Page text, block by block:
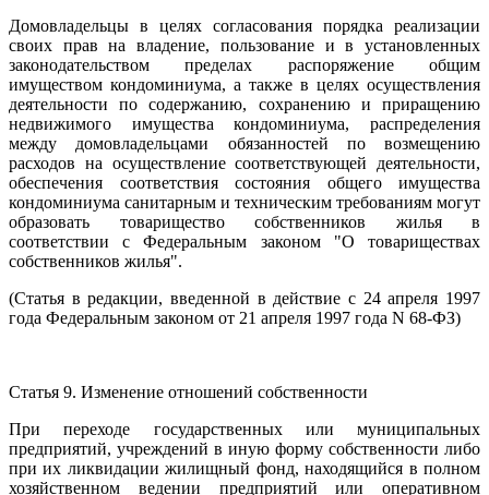
Домовладельцы в целях согласования порядка реализации
своих прав на владение, пользование и в установленных
законодательством пределах распоряжение общим
имуществом кондоминиума, а также в целях осуществления
деятельности по содержанию, сохранению и приращению
недвижимого имущества кондоминиума, распределения
между домовладельцами обязанностей по возмещению
расходов на осуществление соответствующей деятельности,
обеспечения соответствия состояния общего имущества
кондоминиума санитарным и техническим требованиям могут
образовать товарищество собственников жилья в
соответствии с Федеральным законом "О товариществах
собственников жилья".
(Статья в редакции, введенной в действие с 24 апреля 1997
года Федеральным законом от 21 апреля 1997 года N 68-ФЗ)
Статья 9. Изменение отношений собственности
При переходе государственных или муниципальных
предприятий, учреждений в иную форму собственности либо
при их ликвидации жилищный фонд, находящийся в полном
хозяйственном ведении предприятий или оперативном